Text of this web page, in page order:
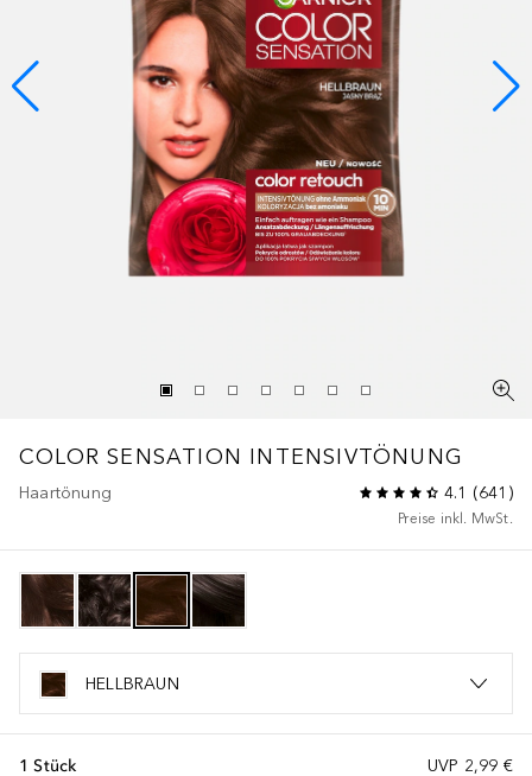
COLOR SENSATION INTENSIVTÖNUNG
Haartönung 4.1 (641 )
Preise inkl. MwSt.
HELLBRAUN
UVP 2,99 €
1 Stück